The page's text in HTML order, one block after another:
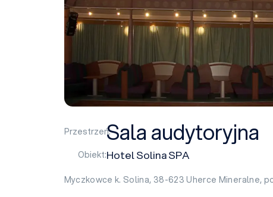
Przestrzeń:Sala audytoryjna
Obiekt:Hotel Solina SPA
Myczkowce k. Solina, 38-623Uherce Mineralne,